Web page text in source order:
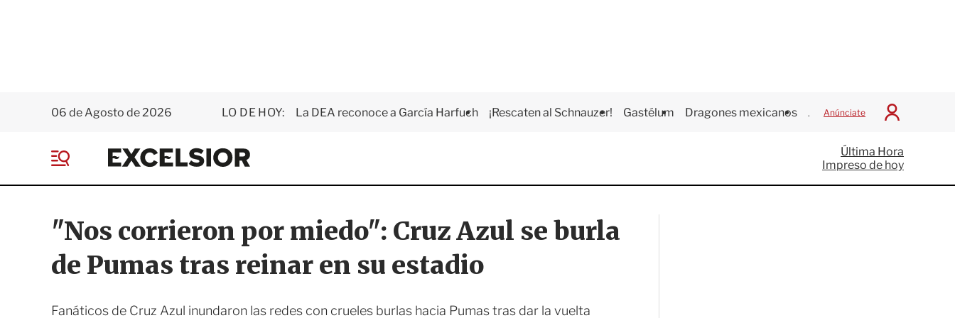
06 de Agosto de 2026 LO DE HOY: La DEA reconoce a García Harfuch ¡Rescaten al Schnauzer! Gastélum Dragones mexicanos Juegos Centroamericanos
Anúnciate
I
c
i
a
E
x
e
i
o
r
e
Última Hora
Impreso de hoy
"Nos corrieron por miedo": Cruz Azul se burla
de Pumas tras reinar en su estadio
Fanáticos de Cruz Azul inundaron las redes con crueles burlas hacia Pumas tras dar la vuelta